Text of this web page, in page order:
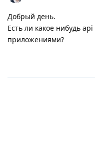
Добрый день.
Есть ли какое нибудь
приложениями?